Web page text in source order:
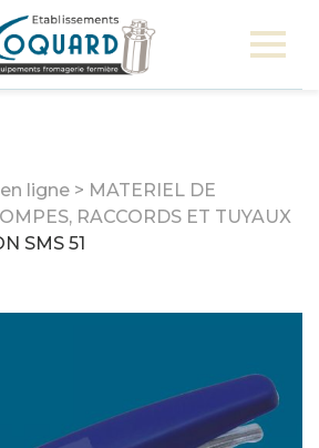
ligne > MATERIEL DE
RACCORDS ET TUYAUX
SMS 51